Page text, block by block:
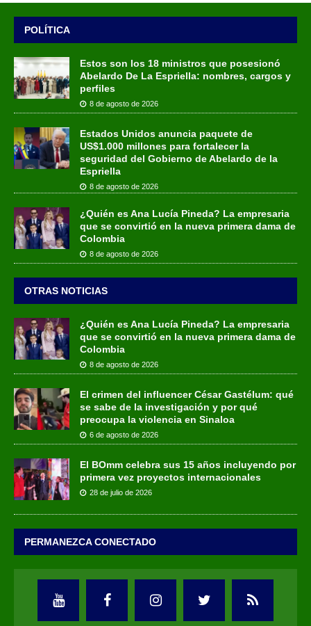
POLÍTICA
Estos son los 18 ministros que posesionó
Abelardo De La Espriella: nombres, cargos y
perfiles
8 de agosto de 2026
Estados Unidos anuncia paquete de
US$1.000 millones para fortalecer la
seguridad del Gobierno de Abelardo de la
Espriella
8 de agosto de 2026
¿Quién es Ana Lucía Pineda? La empresaria
que se convirtió en la nueva primera dama de
Colombia
8 de agosto de 2026
OTRAS NOTICIAS
¿Quién es Ana Lucía Pineda? La empresaria
que se convirtió en la nueva primera dama de
Colombia
8 de agosto de 2026
El crimen del influencer César Gastélum: qué
se sabe de la investigación y por qué
preocupa la violencia en Sinaloa
6 de agosto de 2026
El BOmm celebra sus 15 años incluyendo por
primera vez proyectos internacionales
28 de julio de 2026
PERMANEZCA CONECTADO